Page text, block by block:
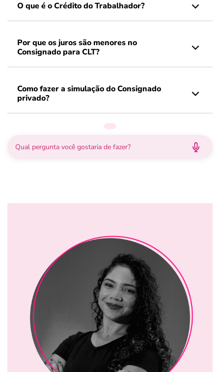
O que é o Crédito do Trabalhador?
Por que os juros são menores no
Consignado para CLT?
Como fazer a simulação do Consignado
privado?